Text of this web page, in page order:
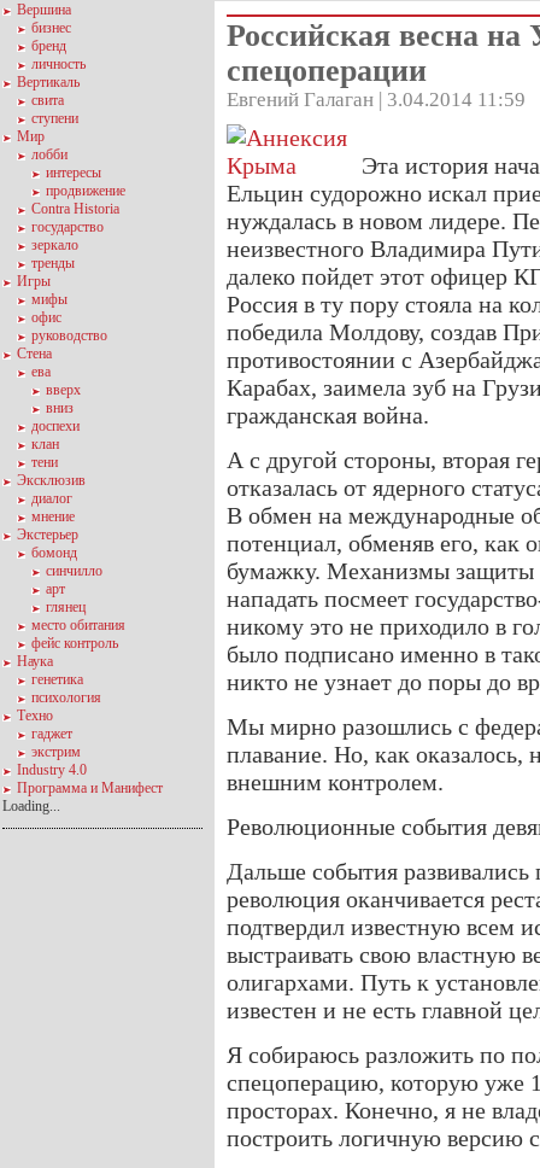
Российская весна
спецоперации
Евгений Галаган | 3.04.2014 11:59
Эта история
Ельцин судорожно искал
нуждалась в новом лидере.
неизвестного Владимира
далеко пойдет этот офицер
Россия в ту пору стояла на
победила Молдову, создав
противостоянии с
Карабах, заимела зуб на
гражданская война.
А с другой стороны, вторая
отказалась от ядерного
В обмен на международные
потенциал, обменяв его, как
бумажку. Механизмы защиты
нападать посмеет
никому это не приходило в
было подписано именно в
никто не узнает до поры до
Мы мирно разошлись с
плавание. Но, как
внешним контролем.
Революционные события
Дальше события
революция оканчивается
подтвердил известную всем
выстраивать свою властную
олигархами. Путь к
известен и не есть главной
Я собираюсь разложить по
спецоперацию, которую уже
просторах. Конечно, я не
построить логичную версию
Вершина
бизнес
бренд
личность
Вертикаль
свита
ступени
Мир
лобби
интересы
продвижение
Contra Historia
государство
зеркало
тренды
Игры
мифы
офис
руководство
Стена
ева
вверх
вниз
доспехи
клан
тени
Эксклюзив
диалог
мнение
Экстерьер
бомонд
синчилло
арт
глянец
место обитания
фейс контроль
Наука
генетика
психология
Техно
гаджет
экстрим
Industry 4.0
Программа и Манифест
Loading...